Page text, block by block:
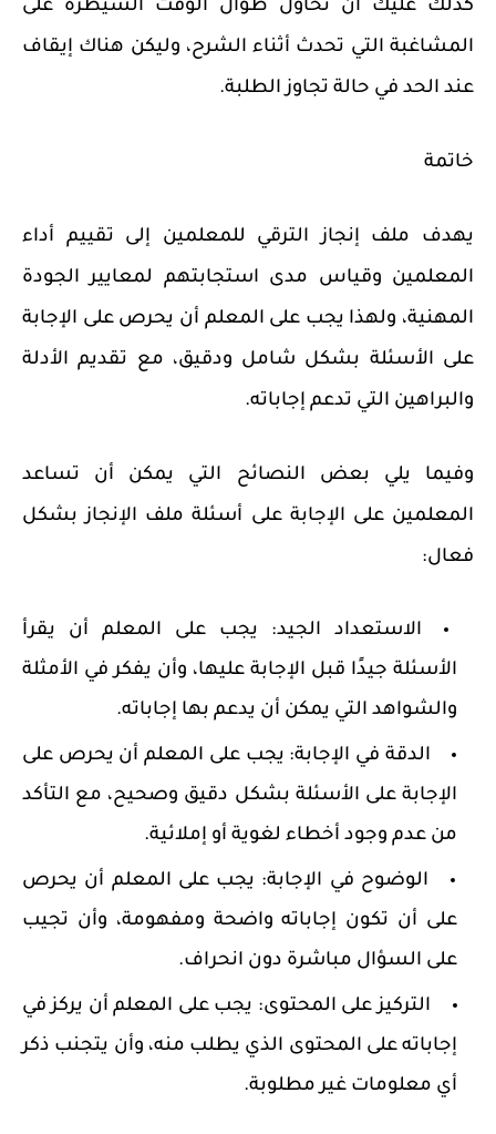
كذلك عليك أن تحاول طوال الوقت السيطرة على
المشاغبة التي تحدث أثناء الشرح، وليكن هناك إيقاف
عند الحد في حالة تجاوز الطلبة.
خاتمة
يهدف ملف إنجاز الترقي للمعلمين إلى تقييم أداء
المعلمين وقياس مدى استجابتهم لمعايير الجودة
المهنية، ولهذا يجب على المعلم أن يحرص على الإجابة
على الأسئلة بشكل شامل ودقيق، مع تقديم الأدلة
والبراهين التي تدعم إجاباته.
وفيما يلي بعض النصائح التي يمكن أن تساعد
المعلمين على الإجابة على أسئلة ملف الإنجاز بشكل
فعال:
الاستعداد الجيد: يجب على المعلم أن يقرأ
الأسئلة جيدًا قبل الإجابة عليها، وأن يفكر في الأمثلة
والشواهد التي يمكن أن يدعم بها إجاباته.
الدقة في الإجابة: يجب على المعلم أن يحرص على
الإجابة على الأسئلة بشكل دقيق وصحيح، مع التأكد
من عدم وجود أخطاء لغوية أو إملائية.
الوضوح في الإجابة: يجب على المعلم أن يحرص
على أن تكون إجاباته واضحة ومفهومة، وأن تجيب
على السؤال مباشرة دون انحراف.
التركيز على المحتوى: يجب على المعلم أن يركز في
إجاباته على المحتوى الذي يطلب منه، وأن يتجنب ذكر
أي معلومات غير مطلوبة.